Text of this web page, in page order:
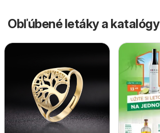
Obľúbené letáky a katalógy